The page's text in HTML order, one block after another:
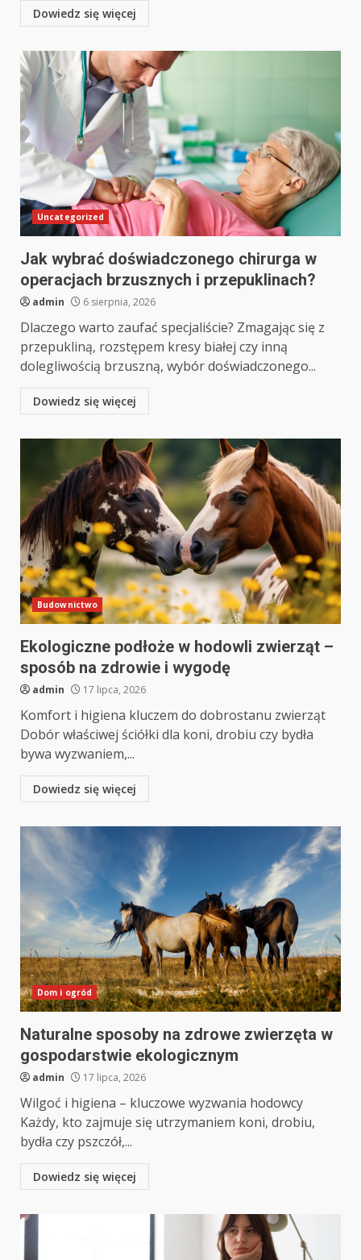
Dowiedz się więcej
Uncategorized
Jak wybrać doświadczonego chirurga w
operacjach brzusznych i przepuklinach?
admin 6 sierpnia, 2026
Dlaczego warto zaufać specjaliście? Zmagając się z
przepukliną, rozstępem kresy białej czy inną
dolegliwością brzuszną, wybór doświadczonego...
Dowiedz się więcej
Budownictwo
Ekologiczne podłoże w hodowli zwierząt –
sposób na zdrowie i wygodę
admin 17 lipca, 2026
Komfort i higiena kluczem do dobrostanu zwierząt
Dobór właściwej ściółki dla koni, drobiu czy bydła
bywa wyzwaniem,...
Dowiedz się więcej
Dom i ogród
Naturalne sposoby na zdrowe zwierzęta w
gospodarstwie ekologicznym
admin 17 lipca, 2026
Wilgoć i higiena – kluczowe wyzwania hodowcy
Każdy, kto zajmuje się utrzymaniem koni, drobiu,
bydła czy pszczół,...
Dowiedz się więcej